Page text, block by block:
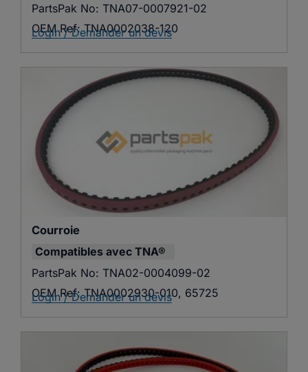
PartsPak No: TNA07-0007921-02
OEM Ref: TNA0002038-120
Login / Demander un devis
Courroie
Compatibles avec TNA®
PartsPak No: TNA02-0004099-02
OEM Ref: TNA0002930-010, 65725
Login / Demander un devis